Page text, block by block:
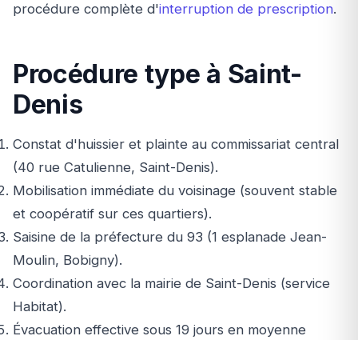
procédure complète d'interruption de prescription.
Procédure type à Saint-
Denis
Constat d'huissier et plainte au commissariat central
(40 rue Catulienne, Saint-Denis).
Mobilisation immédiate du voisinage (souvent stable
et coopératif sur ces quartiers).
Saisine de la préfecture du 93 (1 esplanade Jean-
Moulin, Bobigny).
Coordination avec la mairie de Saint-Denis (service
Habitat).
Évacuation effective sous 19 jours en moyenne